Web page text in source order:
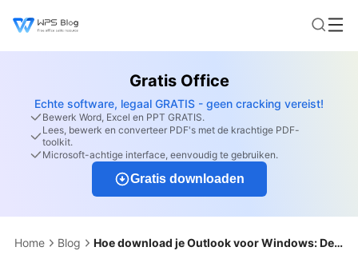
Gratis Office
Echte software, legaal GRATIS - geen cracking vereist!
Bewerk Word, Excel en PPT GRATIS.
Lees, bewerk en converteer PDF's met de krachtige PDF-
toolkit.
Microsoft-achtige interface, eenvoudig te gebruiken.
Gratis downloaden
Home Blog Hoe download je Outlook voor Windows: De complete gids